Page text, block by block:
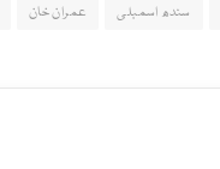
سندھ اسمبلی عمران خان